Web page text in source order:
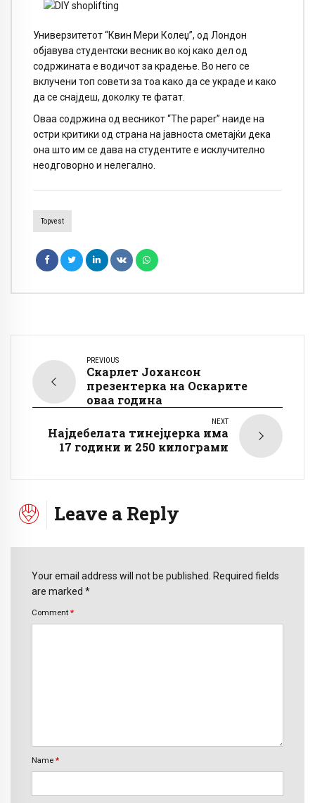
Универзитетот “Квин Мери Колеџ”, од Лондон
објавува студентски весник во кој како дел од
содржината е водичот за крадење. Во него се
вклучени топ совети за тоа како да се украде и како
да се снајдеш, доколку те фатат.
Оваа содржина од весникот “The paper” наиде на
остри критики од страна на јавноста сметајќи дека
она што им се дава на студентите е исклучително
неодговорно и нелегално.
Topvest
PREVIOUS
Скарлет Јохансон
презентерка на Оскарите
оваа година
NEXT
Најдебелата тинејџерка има
17 години и 250 килограми
Leave a Reply
Your email address will not be published. Required fields
are marked *
Comment *
Name *